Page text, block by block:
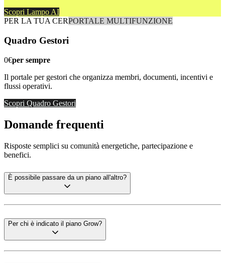
Scopri Lampo AI
PER LA TUA CERPORTALE MULTIFUNZIONE
Quadro Gestori
0€per sempre
Il portale per gestori che organizza membri, documenti, incentivi e
flussi operativi.
Scopri Quadro Gestori
Domande frequenti
Risposte semplici su comunità energetiche, partecipazione e
benefici.
È possibile passare da un piano all'altro?
Per chi è indicato il piano Grow?